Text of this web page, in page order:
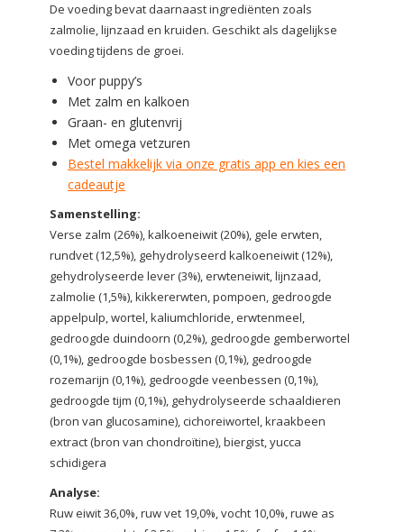
De voeding bevat daarnaast ingrediënten zoals
zalmolie, lijnzaad en kruiden. Geschikt als dagelijkse
voeding tijdens de groei.
Voor puppy’s
Met zalm en kalkoen
Graan- en glutenvrij
Met omega vetzuren
Bestel makkelijk via onze gratis app en kies een
cadeautje
Samenstelling:
Verse zalm (26%), kalkoeneiwit (20%), gele erwten,
rundvet (12,5%), gehydrolyseerd kalkoeneiwit (12%),
gehydrolyseerde lever (3%), erwteneiwit, lijnzaad,
zalmolie (1,5%), kikkererwten, pompoen, gedroogde
appelpulp, wortel, kaliumchloride, erwtenmeel,
gedroogde duindoorn (0,2%), gedroogde gemberwortel
(0,1%), gedroogde bosbessen (0,1%), gedroogde
rozemarijn (0,1%), gedroogde veenbessen (0,1%),
gedroogde tijm (0,1%), gehydrolyseerde schaaldieren
(bron van glucosamine), cichoreiwortel, kraakbeen
extract (bron van chondroïtine), biergist, yucca
schidigera
Analyse:
Ruw eiwit 36,0%, ruw vet 19,0%, vocht 10,0%, ruwe as